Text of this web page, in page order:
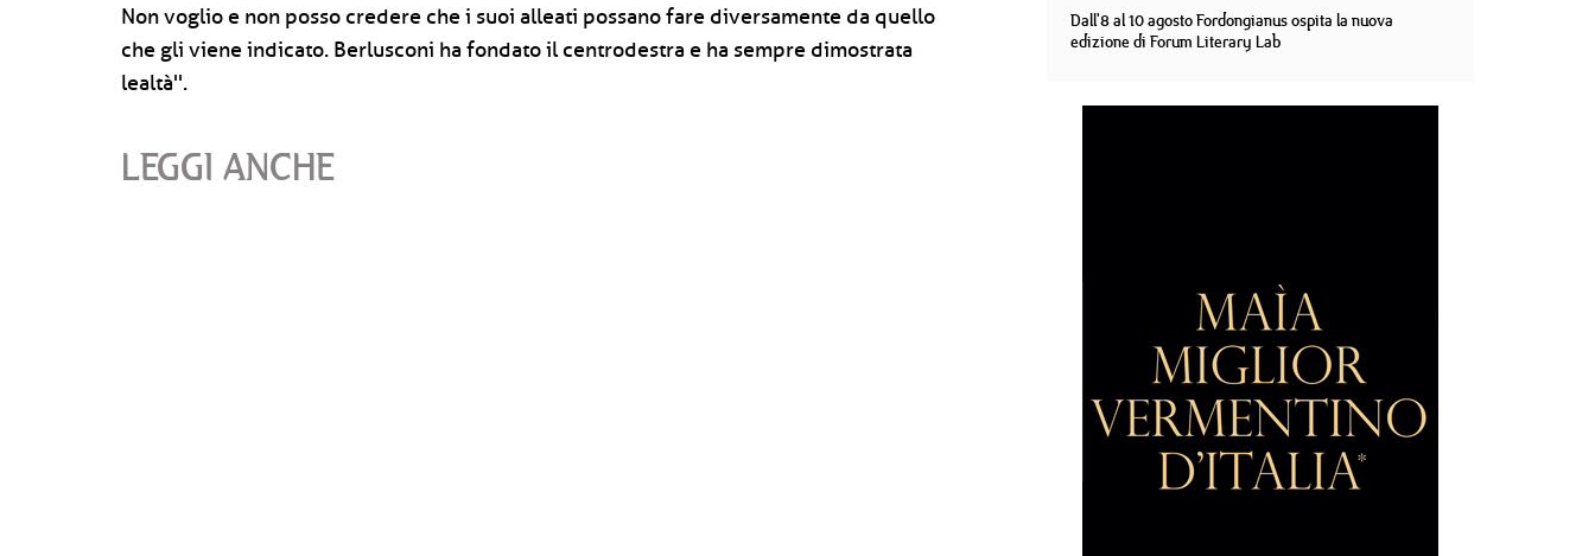
Non voglio e non posso credere che i suoi alleati possano fare diversamente da quello
che gli viene indicato. Berlusconi ha fondato il centrodestra e ha sempre dimostrata
lealtà''.
LEGGI ANCHE
Dall'8 al 10 agosto Fordongianus ospita la nuova
edizione di Forum Literary Lab